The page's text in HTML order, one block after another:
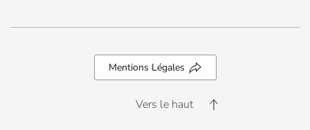
Mentions Légales
Vers le haut